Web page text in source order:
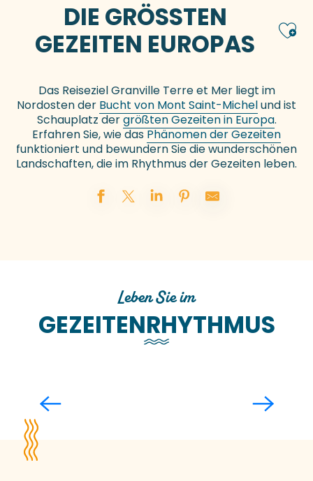
DIE GRÖSSTEN G
EZEITEN EUROPAS
Das Reiseziel Granville Terre et Mer liegt im
Nordosten der Bucht von Mont Saint-Michelund ist
Schauplatz dergrößten Gezeiten in Europa.
Erfahren Sie, wie das Phänomen der Gezeiten
funktioniert und bewundern Sie die wunderschönen
Landschaften, die im Rhythmus der Gezeiten leben.
Leben Sie im
GEZEITENRHYTHMUS